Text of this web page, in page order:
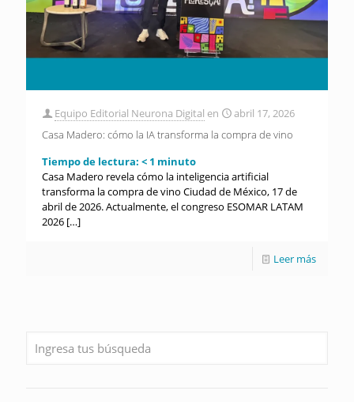
Equipo Editorial Neurona Digital en
abril 17, 2026
Casa Madero: cómo la IA transforma la compra de vino
Tiempo de lectura: < 1 minuto
Casa Madero revela cómo la inteligencia artificial
transforma la compra de vino Ciudad de México, 17 de
abril de 2026. Actualmente, el congreso ESOMAR LATAM
2026 […]
Leer más